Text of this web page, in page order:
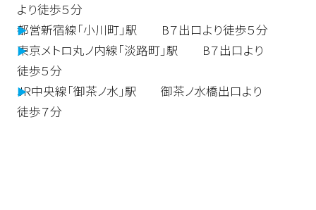
より徒歩５分
都営新宿線「小川町」駅 B７出口より徒歩５分
東京メトロ丸ノ内線「淡路町」駅 B７出口より
徒歩５分
JR中央線「御茶ノ水」駅 御茶ノ水橋出口より
徒歩７分